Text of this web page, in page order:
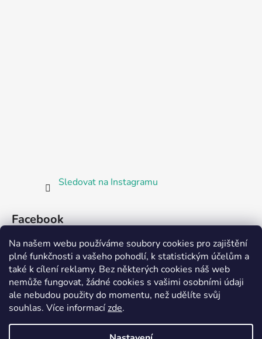
Na našem webu používáme soubory cookies pro zajištění
plné funkčnosti a vašeho pohodlí, k statistickým účelům a
také k cílení reklamy. Bez některých cookies náš web
nemůže fungovat, žádné cookies s vašimi osobními údaji
ale nebudou použity do momentu, než udělíte svůj
souhlas. Více informacízde.
Sledovat na Instagramu
Facebook
Partnerská prodejna Barefoot Plzeň